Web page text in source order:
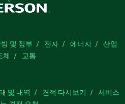
및 정부 전자 에너지
산업
체 교통
및 내역 견적 다시보기
서비스